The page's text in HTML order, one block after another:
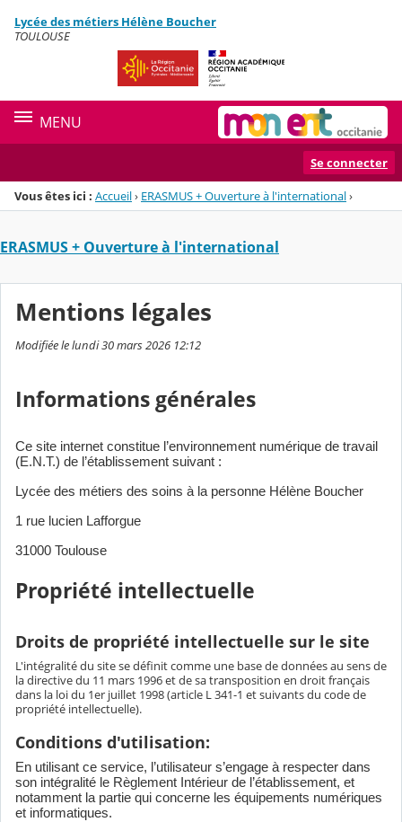
Menu de la rubrique
Contenu
Lycée des métiers Hélène Boucher
TOULOUSE
MENU
Se connecter
Vous êtes ici : Accueil› ERASMUS + Ouverture à l'international›
ERASMUS + Ouverture à l'international
Mentions légales
Modifiée le lundi 30 mars 2026 12:12
Informations générales
Ce site internet constitue l’environnement numérique de travail
(E.N.T.) de l’établissement suivant :
Lycée des métiers des soins à la personne Hélène Boucher
1 rue lucien Lafforgue
31000 Toulouse
Propriété intellectuelle
Droits de propriété intellectuelle sur le site
L'intégralité du site se définit comme une base de données au sens de
la directive du 11 mars 1996 et de sa transposition en droit français
dans la loi du 1er juillet 1998 (article L 341-1 et suivants du code de
propriété intellectuelle).
Conditions d'utilisation:
En utilisant ce service, l’utilisateur s’engage à respecter dans
son intégralité le Règlement Intérieur de l’établissement, et
notamment la partie qui concerne les équipements numériques
et informatiques.